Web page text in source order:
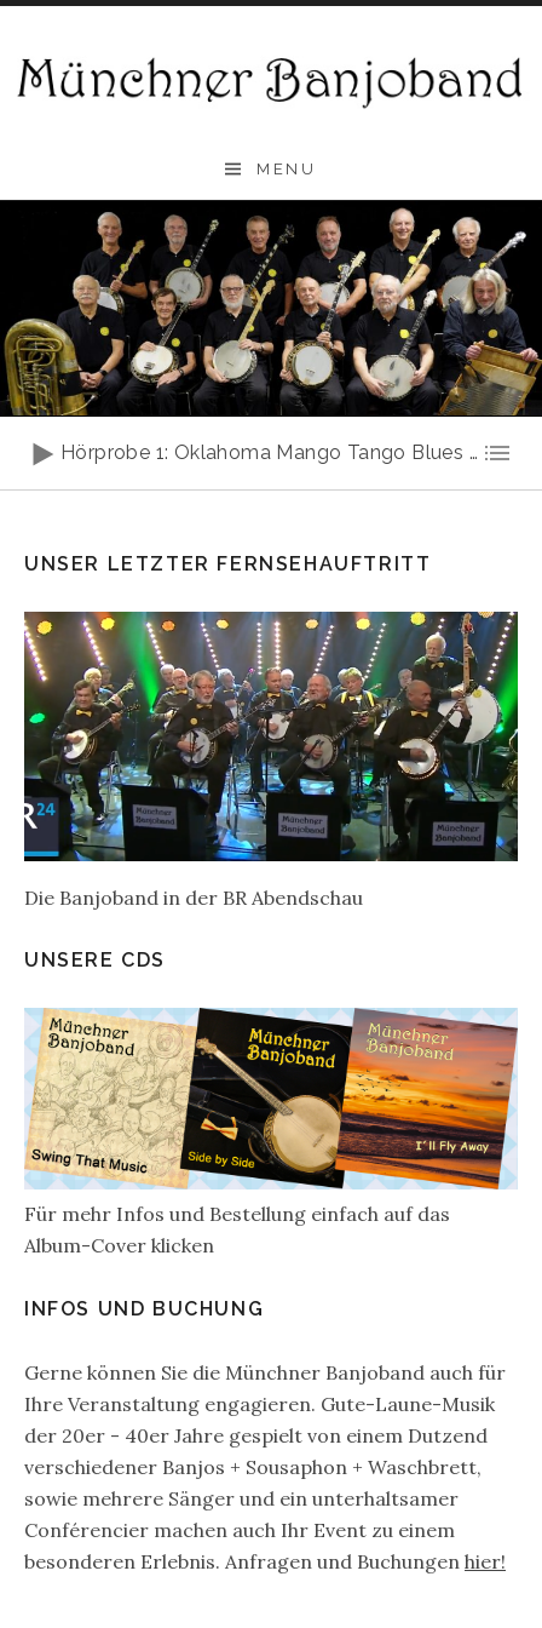
content
Banjoband
MENU
Player
Hörprobe 1: Oklahoma Mango Tango Blues (Album Side By Side)
UNSER LETZTER FERNSEHAUFTRITT
Die Banjoband in der BR Abendschau
UNSERE CDS
Für mehr Infos und Bestellung einfach auf das
Album-Cover klicken
INFOS UND BUCHUNG
Gerne können Sie die Münchner Banjoband auch für
Ihre Veranstaltung engagieren. Gute-Laune-Musik
der 20er - 40er Jahre gespielt von einem Dutzend
verschiedener Banjos + Sousaphon + Waschbrett,
sowie mehrere Sänger und ein unterhaltsamer
Conférencier machen auch Ihr Event zu einem
besonderen Erlebnis. Anfragen und Buchungen hier!